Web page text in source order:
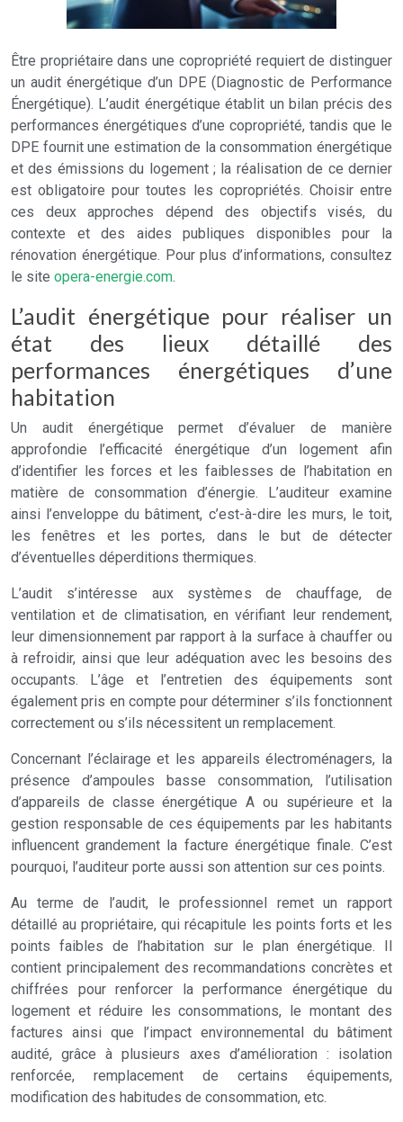
Être propriétaire dans une copropriété requiert de distinguer
un audit énergétique d’un DPE (Diagnostic de Performance
Énergétique). L’audit énergétique établit un bilan précis des
performances énergétiques d’une copropriété, tandis que le
DPE fournit une estimation de la consommation énergétique
et des émissions du logement ; la réalisation de ce dernier
est obligatoire pour toutes les copropriétés. Choisir entre
ces deux approches dépend des objectifs visés, du
contexte et des aides publiques disponibles pour la
rénovation énergétique. Pour plus d’informations, consultez
le site opera-energie.com.
L’audit énergétique pour réaliser un
état des lieux détaillé des
performances énergétiques d’une
habitation
Un audit énergétique permet d’évaluer de manière
approfondie l’efficacité énergétique d’un logement afin
d’identifier les forces et les faiblesses de l’habitation en
matière de consommation d’énergie. L’auditeur examine
ainsi l’enveloppe du bâtiment, c’est-à-dire les murs, le toit,
les fenêtres et les portes, dans le but de détecter
d’éventuelles déperditions thermiques.
L’audit s’intéresse aux systèmes de chauffage, de
ventilation et de climatisation, en vérifiant leur rendement,
leur dimensionnement par rapport à la surface à chauffer ou
à refroidir, ainsi que leur adéquation avec les besoins des
occupants. L’âge et l’entretien des équipements sont
également pris en compte pour déterminer s’ils fonctionnent
correctement ou s’ils nécessitent un remplacement.
Concernant l’éclairage et les appareils électroménagers, la
présence d’ampoules basse consommation, l’utilisation
d’appareils de classe énergétique A ou supérieure et la
gestion responsable de ces équipements par les habitants
influencent grandement la facture énergétique finale. C’est
pourquoi, l’auditeur porte aussi son attention sur ces points.
Au terme de l’audit, le professionnel remet un rapport
détaillé au propriétaire, qui récapitule les points forts et les
points faibles de l’habitation sur le plan énergétique. Il
contient principalement des recommandations concrètes et
chiffrées pour renforcer la performance énergétique du
logement et réduire les consommations, le montant des
factures ainsi que l’impact environnemental du bâtiment
audité, grâce à plusieurs axes d’amélioration : isolation
renforcée, remplacement de certains équipements,
modification des habitudes de consommation, etc.